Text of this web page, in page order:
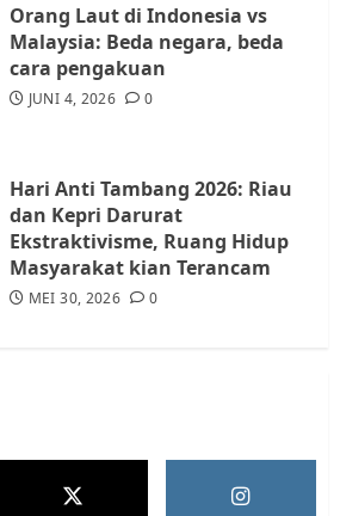
Tim Advokasi Desak BP Batam
Berhenti Merampas Tanah
Orang Laut di Indonesia vs
Malaysia: Beda negara, beda
cara pengakuan
JUNI 4, 2026 0
Hari Anti Tambang 2026: Riau
dan Kepri Darurat
Ekstraktivisme, Ruang Hidup
Masyarakat kian Terancam
MEI 30, 2026 0